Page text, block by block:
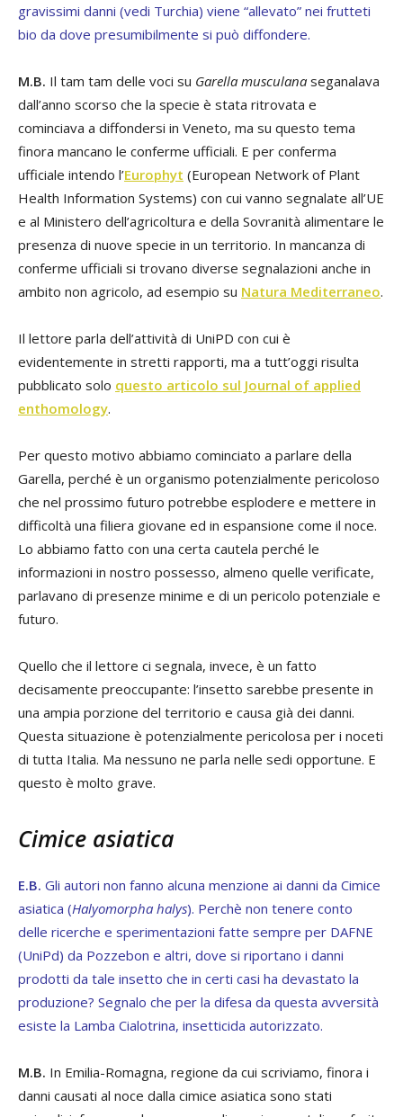
gravissimi danni (vedi Turchia) viene “allevato” nei frutteti
bio da dove presumibilmente si può diffondere.
M.B. Il tam tam delle voci su Garella musculana seganalava
dall’anno scorso che la specie è stata ritrovata e
cominciava a diffondersi in Veneto, ma su questo tema
finora mancano le conferme ufficiali. E per conferma
ufficiale intendo l’Europhyt (European Network of Plant
Health Information Systems) con cui vanno segnalate all’UE
e al Ministero dell’agricoltura e della Sovranità alimentare le
presenza di nuove specie in un territorio. In mancanza di
conferme ufficiali si trovano diverse segnalazioni anche in
ambito non agricolo, ad esempio su Natura Mediterraneo.
Il lettore parla dell’attività di UniPD con cui è
evidentemente in stretti rapporti, ma a tutt’oggi risulta
pubblicato solo questo articolo sul Journal of applied
enthomology.
Per questo motivo abbiamo cominciato a parlare della
Garella, perché è un organismo potenzialmente pericoloso
che nel prossimo futuro potrebbe esplodere e mettere in
difficoltà una filiera giovane ed in espansione come il noce.
Lo abbiamo fatto con una certa cautela perché le
informazioni in nostro possesso, almeno quelle verificate,
parlavano di presenze minime e di un pericolo potenziale e
futuro.
Quello che il lettore ci segnala, invece, è un fatto
decisamente preoccupante: l’insetto sarebbe presente in
una ampia porzione del territorio e causa già dei danni.
Questa situazione è potenzialmente pericolosa per i noceti
di tutta Italia. Ma nessuno ne parla nelle sedi opportune. E
questo è molto grave.
Cimice asiatica
E.B. Gli autori non fanno alcuna menzione ai danni da Cimice
asiatica (Halyomorpha halys). Perchè non tenere conto
delle ricerche e sperimentazioni fatte sempre per DAFNE
(UniPd) da Pozzebon e altri, dove si riportano i danni
prodotti da tale insetto che in certi casi ha devastato la
produzione? Segnalo che per la difesa da questa avversità
esiste la Lamba Cialotrina, insetticida autorizzato.
M.B. In Emilia-Romagna, regione da cui scriviamo, finora i
danni causati al noce dalla cimice asiatica sono stati